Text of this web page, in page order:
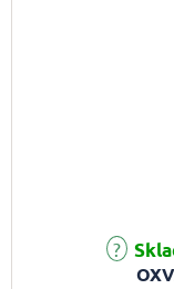
Průměrné